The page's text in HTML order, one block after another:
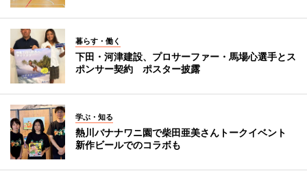
暮らす・働く
下田・河津建設、プロサーファー・馬場心選手とス
ポンサー契約 ポスター披露
学ぶ・知る
熱川バナナワニ園で柴田亜美さんトークイベント
新作ビールでのコラボも